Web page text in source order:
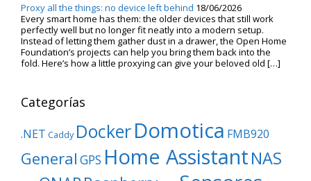
Proxy all the things: no device left behind 18/06/2026
Every smart home has them: the older devices that still work
perfectly well but no longer fit neatly into a modern setup.
Instead of letting them gather dust in a drawer, the Open Home
Foundation’s projects can help you bring them back into the
fold. Here’s how a little proxying can give your beloved old […]
Categorías
.NET Caddy DockerDomotica FMB920
General GPS Home AssistantNAS